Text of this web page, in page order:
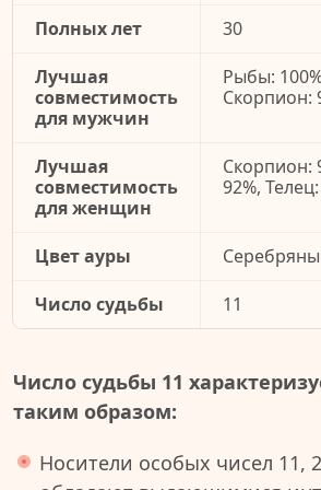
Полных лет
30
Лучшая
совместимость
для мужчин
Рыбы:
Скорпион:
Лучшая
совместимость
для женщин
Скорпион:
92%,
Цвет ауры
Число судьбы
11
Число судьбы 11
таким образом:
Носители особых чисел 11,